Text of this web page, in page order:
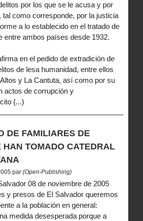
por los que se le acusa y por
tal como corresponde, por la justicia
a lo establecido en el tratado de
entre ambos países desde 1932.
en el pedido de extradición de
de lesa humanidad, entre ellos
y La Cantuta, así como por su
actos de corrupción y
(...)
DE FAMILIARES DE
HAN TOMADO CATEDRAL
par (Open-Publishing)
08 de noviembre de 2005
y presos de El Salvador queremos
a la población en general:
medida desesperada porque a